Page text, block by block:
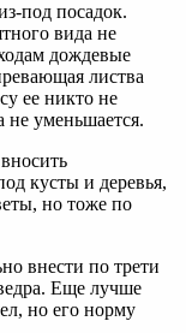
под посадок.
вида не
дождевые
листва
ее никто не
не уменьшается.
кусты и деревья,
но тоже по
внести по трети
Еще лучше
но его норму